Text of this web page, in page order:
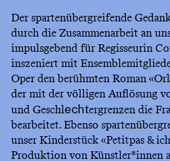
Der spartenübergreifende
durch die Zusammenarbeit an
impulsgebend für Regisseurin
inszeniert mit
Oper den berühmten Roman
der mit der völligen Auflösung
und Geschlechtergrenzen die
bearbeitet. Ebenso
unser Kinderstück «Petitpas &
Produktion von Künstler*innen